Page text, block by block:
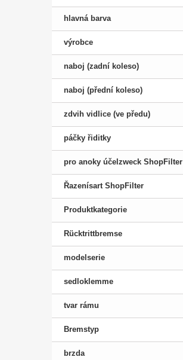
hlavná barva
výrobce
naboj (zadní koleso)
naboj (přední koleso)
zdvih vidlice (ve předu)
páčky řiditky
pro anoky účelzweck ShopFilter
Řazenísart ShopFilter
Produktkategorie
Rücktrittbremse
modelserie
sedloklemme
tvar rámu
Bremstyp
brzda